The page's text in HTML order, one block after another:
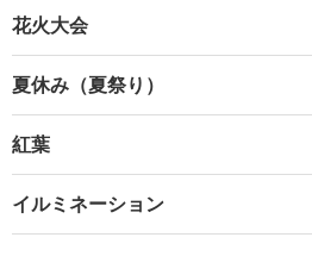
花火大会
夏休み（夏祭り）
紅葉
イルミネーション